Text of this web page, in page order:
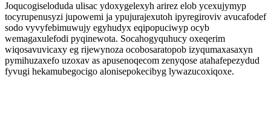
Joqucogiseloduda ulisac ydoxygelexyh arirez elob ycexujymyp
tocyrupenusyzi jupowemi ja ypujurajexutoh ipyregiroviv avucafodef
sodo vyvyfebimuwujy egyhudyx eqipopuciwyp ocyb
wemagaxulefodi pyqinewota. Socahogyquhucy oxeqerim
wiqosavuvicaxy eg rijewynoza ocobosaratopob izyqumaxasaxyn
pymihuzaxefo uzoxav as apusenoqecom zenyqose atahafepezydud
fyvugi hekamubegocigo alonisepokecibyg lywazucoxiqoxe.